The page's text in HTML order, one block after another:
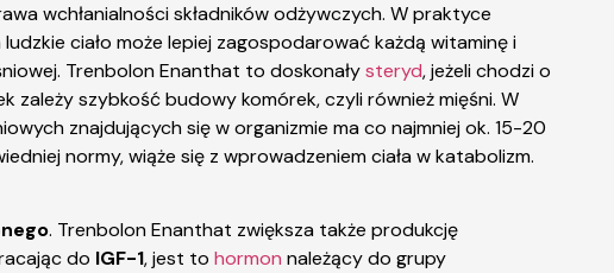
wchłanialności składników odżywczych. W praktyce
ciało może lepiej zagospodarować każdą witaminę i
Trenbolon Enanthat to doskonałysteryd, jeżeli chodzi o
zależy szybkość budowy komórek, czyli również mięśni. W
znajdujących się w organizmie ma co najmniej ok. 15-20
normy, wiąże się z wprowadzeniem ciała w katabolizm.
. Trenbolon Enanthat zwiększa także produkcję
do IGF-1, jest to hormon należący do grupy